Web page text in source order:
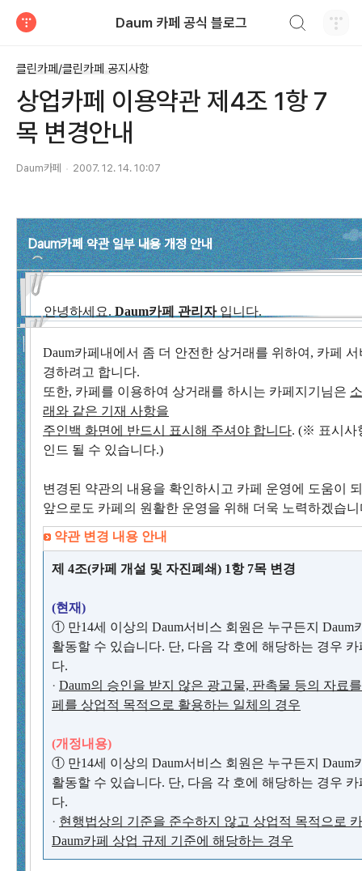
Daum 카페 공식 블로그
클린카페/클린카페 공지사항
상업카페 이용약관 제4조 1항 7
목 변경안내
Daum카페 2007. 12. 14. 10:07
Daum카페 약관 일부 내용 개정 안내
안녕하세요. Daum카페 관리자입니다.
Daum카페내에서 좀 더 안전한 상거래를 위하여, 카페
경하려고 합니다.
또한, 카페를 이용하여 상거래를 하시는 카페지기님은
래와 같은 기재 사항을
주인백 화면에 반드시 표시해 주셔야 합니다. (※ 표시사
인드 될 수 있습니다.)
변경된 약관의 내용을 확인하시고 카페 운영에 도움이
앞으로도 카페의 원활한 운영을 위해 더욱 노력하겠습니
약관 변경 내용 안내
제 4조(카페 개설 및 자진폐쇄) 1항 7목 변경
(현재)
① 만14세 이상의 Daum서비스 회원은 누구든지 Daum
활동할 수 있습니다. 단, 다음 각 호에 해당하는 경우
다.
· Daum의 승인을 받지 않은 광고물, 판촉물 등의 자료
페를 상업적 목적으로 활용하는 일체의 경우
(개정내용)
① 만14세 이상의 Daum서비스 회원은 누구든지 Daum
활동할 수 있습니다. 단, 다음 각 호에 해당하는 경우
다.
· 현행법상의 기준을 준수하지 않고 상업적 목적으로
Daum카페 상업 규제 기준에 해당하는 경우